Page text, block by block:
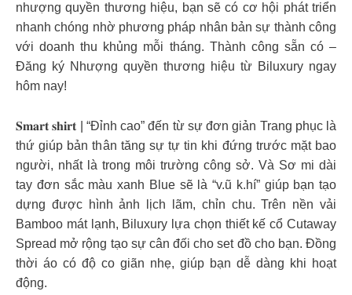
nhượng quyền thương hiệu, bạn sẽ có cơ hội phát triển
nhanh chóng nhờ phương pháp nhân bản sự thành công
với doanh thu khủng mỗi tháng. Thành công sẵn có –
Đăng ký Nhượng quyền thương hiệu từ Biluxury ngay
hôm nay!
𝐒𝐦𝐚𝐫𝐭 𝐬𝐡𝐢𝐫𝐭 | “Đỉnh cao” đến từ sự đơn giản Trang phục là
thứ giúp bản thân tăng sự tự tin khi đứng trước mặt bao
người, nhất là trong môi trường công sở. Và Sơ mi dài
tay đơn sắc màu xanh Blue sẽ là “v.ũ k.hí” giúp bạn tạo
dựng được hình ảnh lịch lãm, chỉn chu. Trên nền vải
Bamboo mát lạnh, Biluxury lựa chọn thiết kế cổ Cutaway
Spread mở rộng tạo sự cân đối cho set đồ cho bạn. Đồng
thời áo có độ co giãn nhẹ, giúp bạn dễ dàng khi hoạt
động.